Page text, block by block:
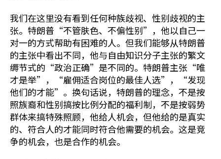
我们在这里没有看到任何种族歧视、性别歧视的主
张。特朗普“不管肤色、不偏性别”，他以自己一
对一的方式帮助有困难的人。但我们能够从特朗普
的主张中看出不同，他与自由知识分子主张的繁文
缛节式的“政治正确”是不同的。特朗普主张“唯
才是举”，“雇佣适合岗位的最佳人选”，“发现
他们的才能”。换句话说，特朗普的理念，不是按
照族裔和性别搞按比例分配的福利制，不是按弱势
群体来搞特殊照顾，他给人机会，但他给的是真实
的、符合人的才能同时符合他需要的机会。这是竞
争的机会，也是合作的机会。